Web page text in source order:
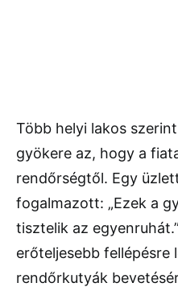
Több helyi lakos
gyökere az, hogy a
rendőrségtől. Egy
fogalmazott: „Ezek a
tisztelik az
erőteljesebb fellépésre
rendőrkutyák